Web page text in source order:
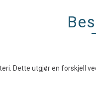
Dette utgjør en forskjell